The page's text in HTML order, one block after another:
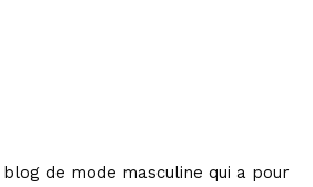
de mode masculine qui a pour